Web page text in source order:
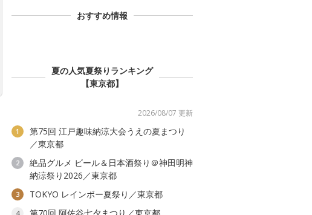
おすすめ情報
夏の人気夏祭りランキング
【東京都】
2026/08/07 更新
1
第75回 江戸趣味納涼大会うえの夏まつり
／東京都
2
絶品グルメ ビール＆日本酒祭り＠神田明神
納涼祭り2026／東京都
3 TOKYO レインボー夏祭り／東京都
4